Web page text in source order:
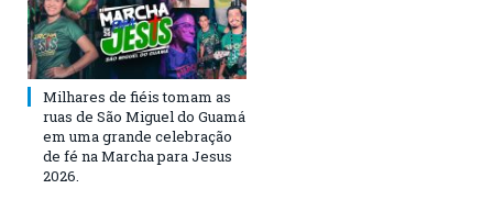
Milhares de fiéis tomam as
ruas de São Miguel do Guamá
em uma grande celebração
de fé na Marcha para Jesus
2026.